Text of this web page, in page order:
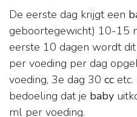
De eerste dag krijgt een
geboortegewicht) 10-15
eerste 10 dagen wordt
per voeding per dag
voeding, 3e dag 30 cc
bedoeling dat je baby
ml per voeding.